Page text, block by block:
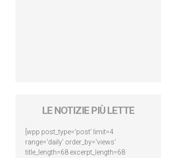
LE NOTIZIE PIÙ LETTE
[wpp post_type='post' limit=4
range='daily' order_by='views'
title_length=68 excerpt_length=68